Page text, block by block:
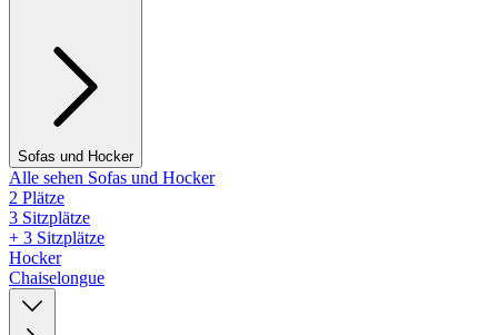
Sofas und Hocker
Alle sehen Sofas und Hocker
2 Plätze
3 Sitzplätze
+ 3 Sitzplätze
Hocker
Chaiselongue